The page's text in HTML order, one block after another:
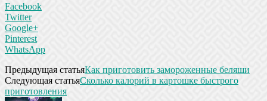
Facebook
Twitter
Google+
Pinterest
WhatsApp
Предыдущая статьяКак приготовить замороженные беляши
Следующая статьяСколько калорий в картошке быстрого
приготовления